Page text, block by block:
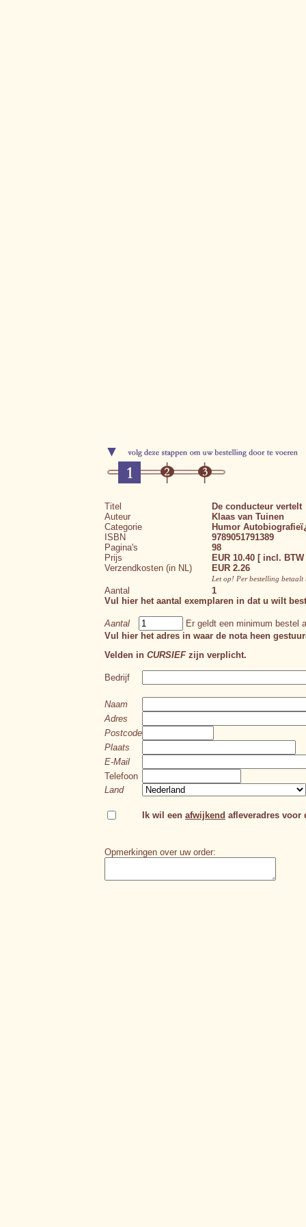
Titel
De conducteur vertelt
Auteur
Klaas van Tuinen
Categorie
Humor
ISBN
9789051791389
Pagina's
98
Prijs
EUR 10.40 [ incl. BTW
Verzendkosten (in NL)
EUR 2.26
Let op! Per bestelling betaalt
Aantal
1
Vul hier het aantal exemplaren in dat u wilt
Aantal
Er geldt een minimum bestel
Vul hier het adres in waar de nota heen
Velden in CURSIEF zijn verplicht.
Bedrijf
Naam
Adres
Postcode
Plaats
E-Mail
Telefoon
Land
Ik wil een afwijkend afleveradres
Opmerkingen over uw order: